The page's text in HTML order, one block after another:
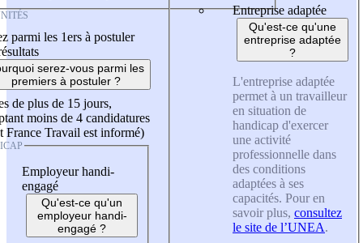
parmi les 1ers à postuler
serez-vous parmi les
premiers à postuler ?
de plus de 15 jours,
moins de 4 candidatures
France Travail est informé)
Employeur handi-
engagé
Qu'est-ce qu'un
employeur handi-
engagé ?
Entreprise adaptée
Qu'est-ce qu'une
entreprise adaptée
?
L'entreprise adaptée
permet à un travailleur
en situation de
handicap d'exercer
une activité
professionnelle dans
des conditions
adaptées à ses
capacités. Pour en
savoir plus, consultez
le site de l’UNEA.